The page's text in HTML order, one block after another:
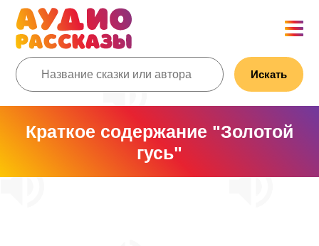
Искать
Краткое содержание "Золотой
гусь"